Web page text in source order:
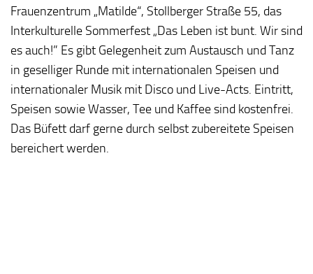
Frauenzentrum „Matilde“, Stollberger Straße 55, das
Interkulturelle Sommerfest „Das Leben ist bunt. Wir sind
es auch!” Es gibt Gelegenheit zum Austausch und Tanz
in geselliger Runde mit internationalen Speisen und
internationaler Musik mit Disco und Live-Acts. Eintritt,
Speisen sowie Wasser, Tee und Kaffee sind kostenfrei.
Das Büfett darf gerne durch selbst zubereitete Speisen
bereichert werden.